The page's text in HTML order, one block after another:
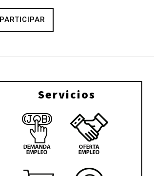
PARTICIPAR
Servicios